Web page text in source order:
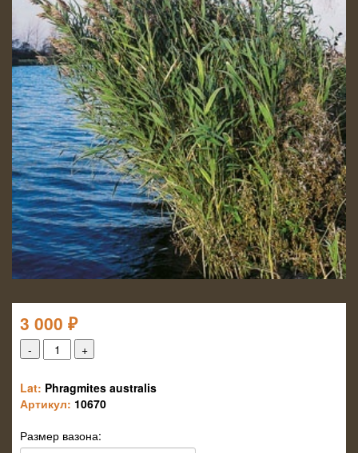
3 000 ₽
Lat: Phragmites australis
Артикул: 10670
Размер вазона: